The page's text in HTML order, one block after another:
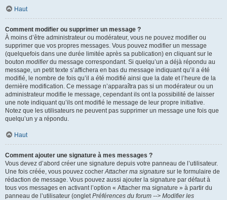
Haut
Comment modifier ou supprimer un message ?
À moins d’être administrateur ou modérateur, vous ne pouvez modifier ou
supprimer que vos propres messages. Vous pouvez modifier un message
(quelquefois dans une durée limitée après sa publication) en cliquant sur le
bouton modifierdu message correspondant. Si quelqu’un a déjà répondu au
message, un petit texte s’affichera en bas du message indiquant qu’il a été
modifié, le nombre de fois qu’il a été modifié ainsi que la date et l’heure de la
dernière modification. Ce message n’apparaîtra pas si un modérateur ou un
administrateur modifie le message, cependant ils ont la possibilité de laisser
une note indiquant qu’ils ont modifié le message de leur propre initiative.
Notez que les utilisateurs ne peuvent pas supprimer un message une fois que
quelqu’un y a répondu.
Haut
Comment ajouter une signature à mes messages ?
Vous devez d’abord créer une signature depuis votre panneau de l’utilisateur.
Une fois créée, vous pouvez cocherAttacher ma signature sur le formulaire de
rédaction de message. Vous pouvez aussi ajouter la signature par défaut à
tous vos messages en activant l’option « Attacher ma signature » à partir du
panneau de l’utilisateur (ongletPréférences du forum --> Modifier les